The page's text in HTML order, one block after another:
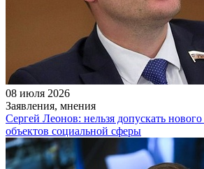
08 июля 2026
Заявления, мнения
Сергей Леонов: нельзя допускать
объектов социальной сферы